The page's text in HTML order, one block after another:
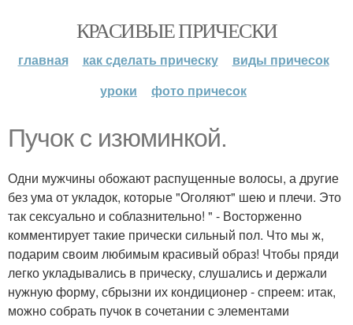
КРАСИВЫЕ ПРИЧЕСКИ
главная как сделать прическу
виды причесок
уроки
фото причесок
Пучок с изюминкой.
Одни мужчины обожают распущенные волосы, а другие
без ума от укладок, которые "Оголяют" шею и плечи. Это
так сексуально и соблазнительно! " - Восторженно
комментирует такие прически сильный пол. Что мы ж,
подарим своим любимым красивый образ! Чтобы пряди
легко укладывались в прическу, слушались и держали
нужную форму, сбрызни их кондиционер - спреем: итак,
можно собрать пучок в сочетании с элементами